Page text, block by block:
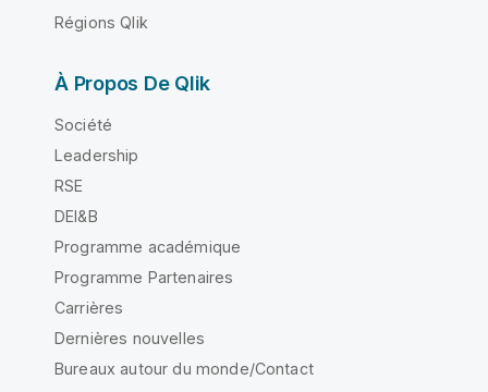
Régions Qlik
À Propos De Qlik
Société
Leadership
RSE
DEI&B
Programme académique
Programme Partenaires
Carrières
Dernières nouvelles
Bureaux autour du monde/Contact